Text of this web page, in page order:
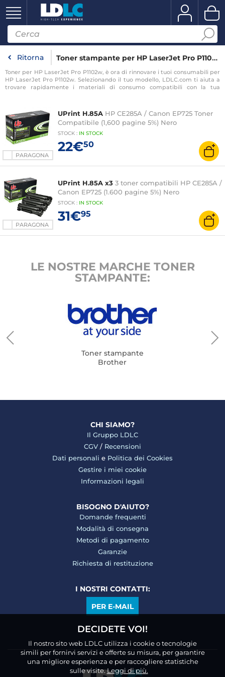
Ritorna Toner stampante per HP LaserJet Pro P1102w
Toner per HP LaserJet Pro P1102w, è ora di rinnovare i tuoi consumabili per
HP LaserJet Pro P1102w. Selezionando il tuo modello, LDLC.com ti aiuta a
trovare rapidamente i materiali di consumo compatibili con la tua
PARAGONA
UPrint H.85A HP CE285A / Canon EP725 Toner
Compatibile (1,600 pagine 5%) Nero
STOCK : IN STOCK
22€50
PARAGONA
UPrint H.85A x3 3 toner compatibili HP CE285A /
Canon EP725 (1.600 pagine 5%) Nero
STOCK : IN STOCK
31€95
LE NOSTRE MARCHE TONER
STAMPANTE:
Toner stampante
Brother
CHI SIAMO?
Il Gruppo LDLC
CGV / Recensioni
Dati personali e Politica dei Cookies
Gestire i miei cookie
Informazioni legali
BISOGNO D'AIUTO?
Domande frequenti
Modalità di consegna
Metodi di pagamento
Garanzie
Richiesta di restituzione
I NOSTRI CONTATTI:
PER E-MAIL
DECIDETE VOI!
Il nostro sito web LDLC utilizza i cookie o tecnologie
simili per fornirvi servizi e offerte su misura, per garantire
una migliore esperienza e per raccogliere statistiche
sulle visite.Leggi di più.